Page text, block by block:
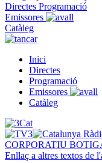
Directes Programació
Emissores
Catàleg
Inici
Directes
Programació
Emissores
Catàleg
CORPORATIU
Enllaç a altres textos de